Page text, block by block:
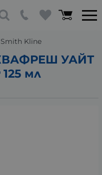
Kline
УАЙТ
мл